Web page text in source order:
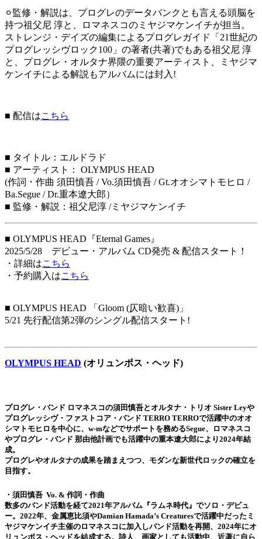
⚪︎監修・解説は、プログレのデータバンクとも言える頭脳を
持つ祖父尼 淳と、ロマネスコのミヤジマケンイチが担当。
ストレンジ・デイズの編集によるプログレガイド「21世紀の
プログレッシヴロック100」の著者(共著)でもある祖父尼 淳
と、プログレ・オルタナ界隈の重要アーティスト、ミヤジマ
ケンイチによる解説もアルバムには封入!
■ 配信はこちら
■ タイトル：エルドラド
■ アーティスト： OLYMPUS HEAD
(作詞・作曲 須田慎吾 / Vo.須田慎吾 / Gt.オオシマトモヒロ /
Ba.Segue / Dr.重本遼大郎）
■ 監修・解説：祖父尼淳 /ミヤジマケンイチ
■ OLYMPUS HEAD『Eternal Games』
2025/5/28 デビュー・アルバム CD発売 & 配信スタート！
・詳細はこちら
・予約購入はこちら
■ OLYMPUS HEAD 「Gloom (仄暗い歓喜)」
5/21 先行配信第2弾のシングル配信スタート!
OLYMPUS HEAD (オリュンポス・ヘッド)
プログレ・バンド ロマネスコの須田慎吾とオルタナ・トリオ Sister Leyや
プログレッシヴ・ファストコア・バンド TERRO TERROで活躍中のオオ
シマトモヒロを中心に、w-mなどでサポートを務めるSegue、ロマネスコ
やプログレ・バンド 那由他計画でも活躍中の重本遼大郎により2024年結
成。
プログレやオルタナの成果を踏まえつつ、モダンな新世代ロックの確立を
目指す。
・ 須田慎吾 Vo. & 作詞・作曲
数多のバンド活動を経て2021年アルバム『ラムネ時代』でソロ・デビュ
ー。2022年、金属恵比須やDamian Hamada’s Creaturesで活躍中だったミ
ヤジマケンイチ主催のロマネスコに加入しバンド活動を再開、2024年にオ
リュンポス・ヘッドを結成する。詩人、画家としても活動中、近著に自ら